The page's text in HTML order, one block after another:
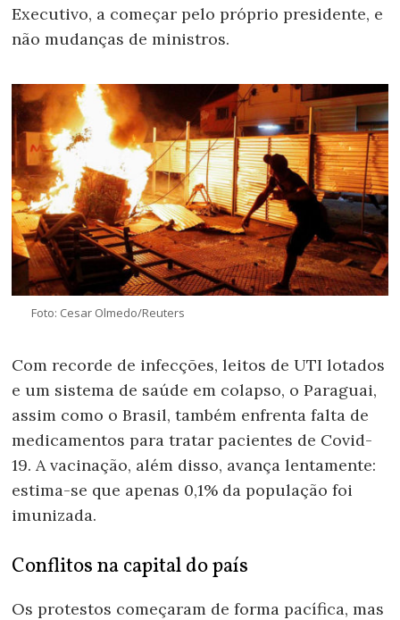
Executivo, a começar pelo próprio presidente, e
não mudanças de ministros.
Foto: Cesar Olmedo/Reuters
Com recorde de infecções, leitos de UTI lotados
e um sistema de saúde em colapso, o Paraguai,
assim como o Brasil, também enfrenta falta de
medicamentos para tratar pacientes de Covid-
19. A vacinação, além disso, avança lentamente:
estima-se que apenas 0,1% da população foi
imunizada.
Conflitos na capital do país
Os protestos começaram de forma pacífica, mas